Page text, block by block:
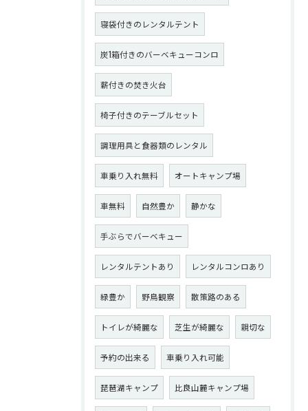
寝袋付きのレンタルテント
炭1箱付きのバーベキューコンロ
薪付きの焚き火台
椅子付きのテーブルセット
調理用具と食器類のレンタル
車乗り入れ無料 オートキャンプ場
車無料 自然豊か 静かな
手ぶらでバーベキュー
レンタルテントあり レンタルコンロあり
緑豊か 野鳥観察 散策路のある
トイレが綺麗な 芝生が綺麗な 親切な
予約の出来る 車乗り入れ可能
琵琶湖キャンプ 比良山麓キャンプ場